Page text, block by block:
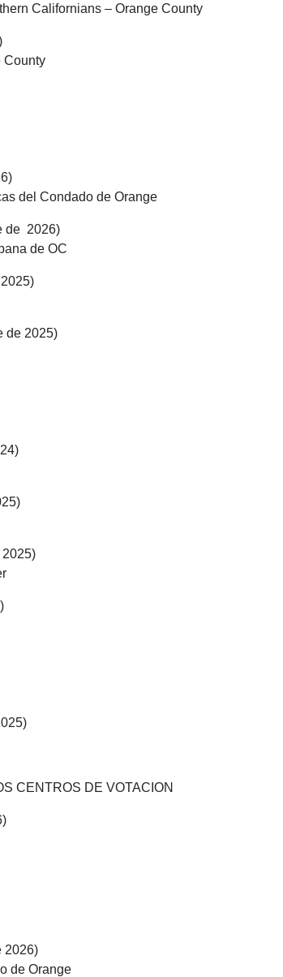
Californians – Orange County
County
del Condado de Orange
de 2026)
de OC
de 2025)
2025)
CENTROS DE VOTACION
2026)
de Orange